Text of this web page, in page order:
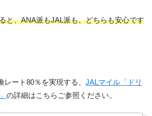
と、ANA派もJAL派も、どちらも安心です
ート80％を実現する、 JALマイル「ドリ
の詳細はこちらご参照ください。